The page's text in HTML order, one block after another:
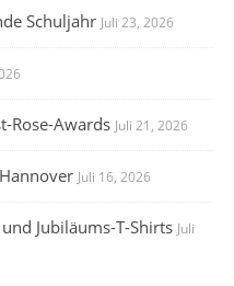
Schuljahr Juli 23, 2026
Rose-Awards Juli 21, 2026
Juli 16, 2026
Jubiläums-T-Shirts Juli